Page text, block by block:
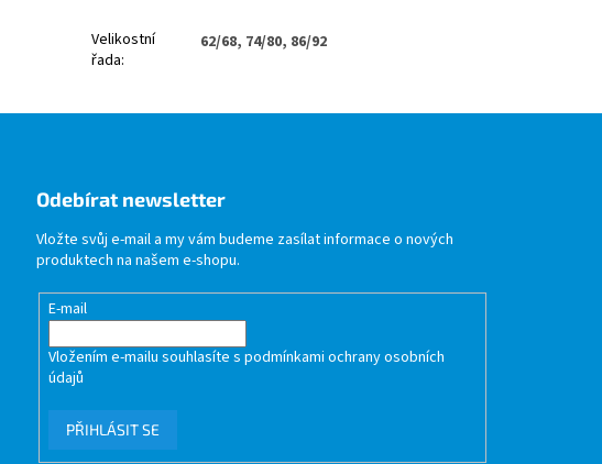
Velikostní
řada:
62/68, 74/80, 86/92
Odebírat newsletter
Vložte svůj e-mail a my vám budeme zasílat informace o nových
produktech na našem e-shopu.
E-mail
Vložením e-mailu souhlasíte spodmínkami ochrany osobních
údajů
PŘIHLÁSIT SE